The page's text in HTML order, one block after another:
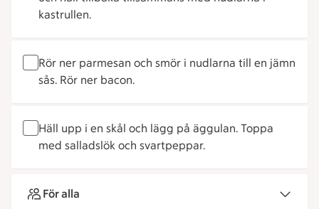
kastrullen.
Rör ner parmesan och smör i nudlarna till en jämn
sås. Rör ner bacon.
Häll upp i en skål och lägg på äggulan. Toppa
med salladslök och svartpeppar.
För alla